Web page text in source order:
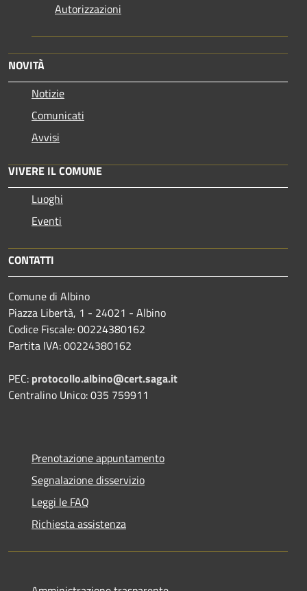
Autorizzazioni
NOVITÀ
Notizie
Comunicati
Avvisi
VIVERE IL COMUNE
Luoghi
Eventi
CONTATTI
Comune di Albino
Piazza Libertà, 1 - 24021 - Albino
Codice Fiscale: 00224380162
Partita IVA: 00224380162
PEC: protocollo.albino@cert.saga.it
Centralino Unico: 035 759911
Prenotazione appuntamento
Segnalazione disservizio
Leggi le FAQ
Richiesta assistenza